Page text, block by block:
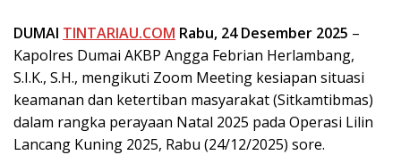
DUMAI TINTARIAU.COM Rabu, 24 Desember 2025 –
Kapolres Dumai AKBP Angga Febrian Herlambang,
S.I.K., S.H., mengikuti Zoom Meeting kesiapan situasi
keamanan dan ketertiban masyarakat (Sitkamtibmas)
dalam rangka perayaan Natal 2025 pada Operasi Lilin
Lancang Kuning 2025, Rabu (24/12/2025) sore.